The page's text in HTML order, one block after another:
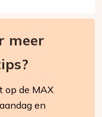
meer
op de MAX
en